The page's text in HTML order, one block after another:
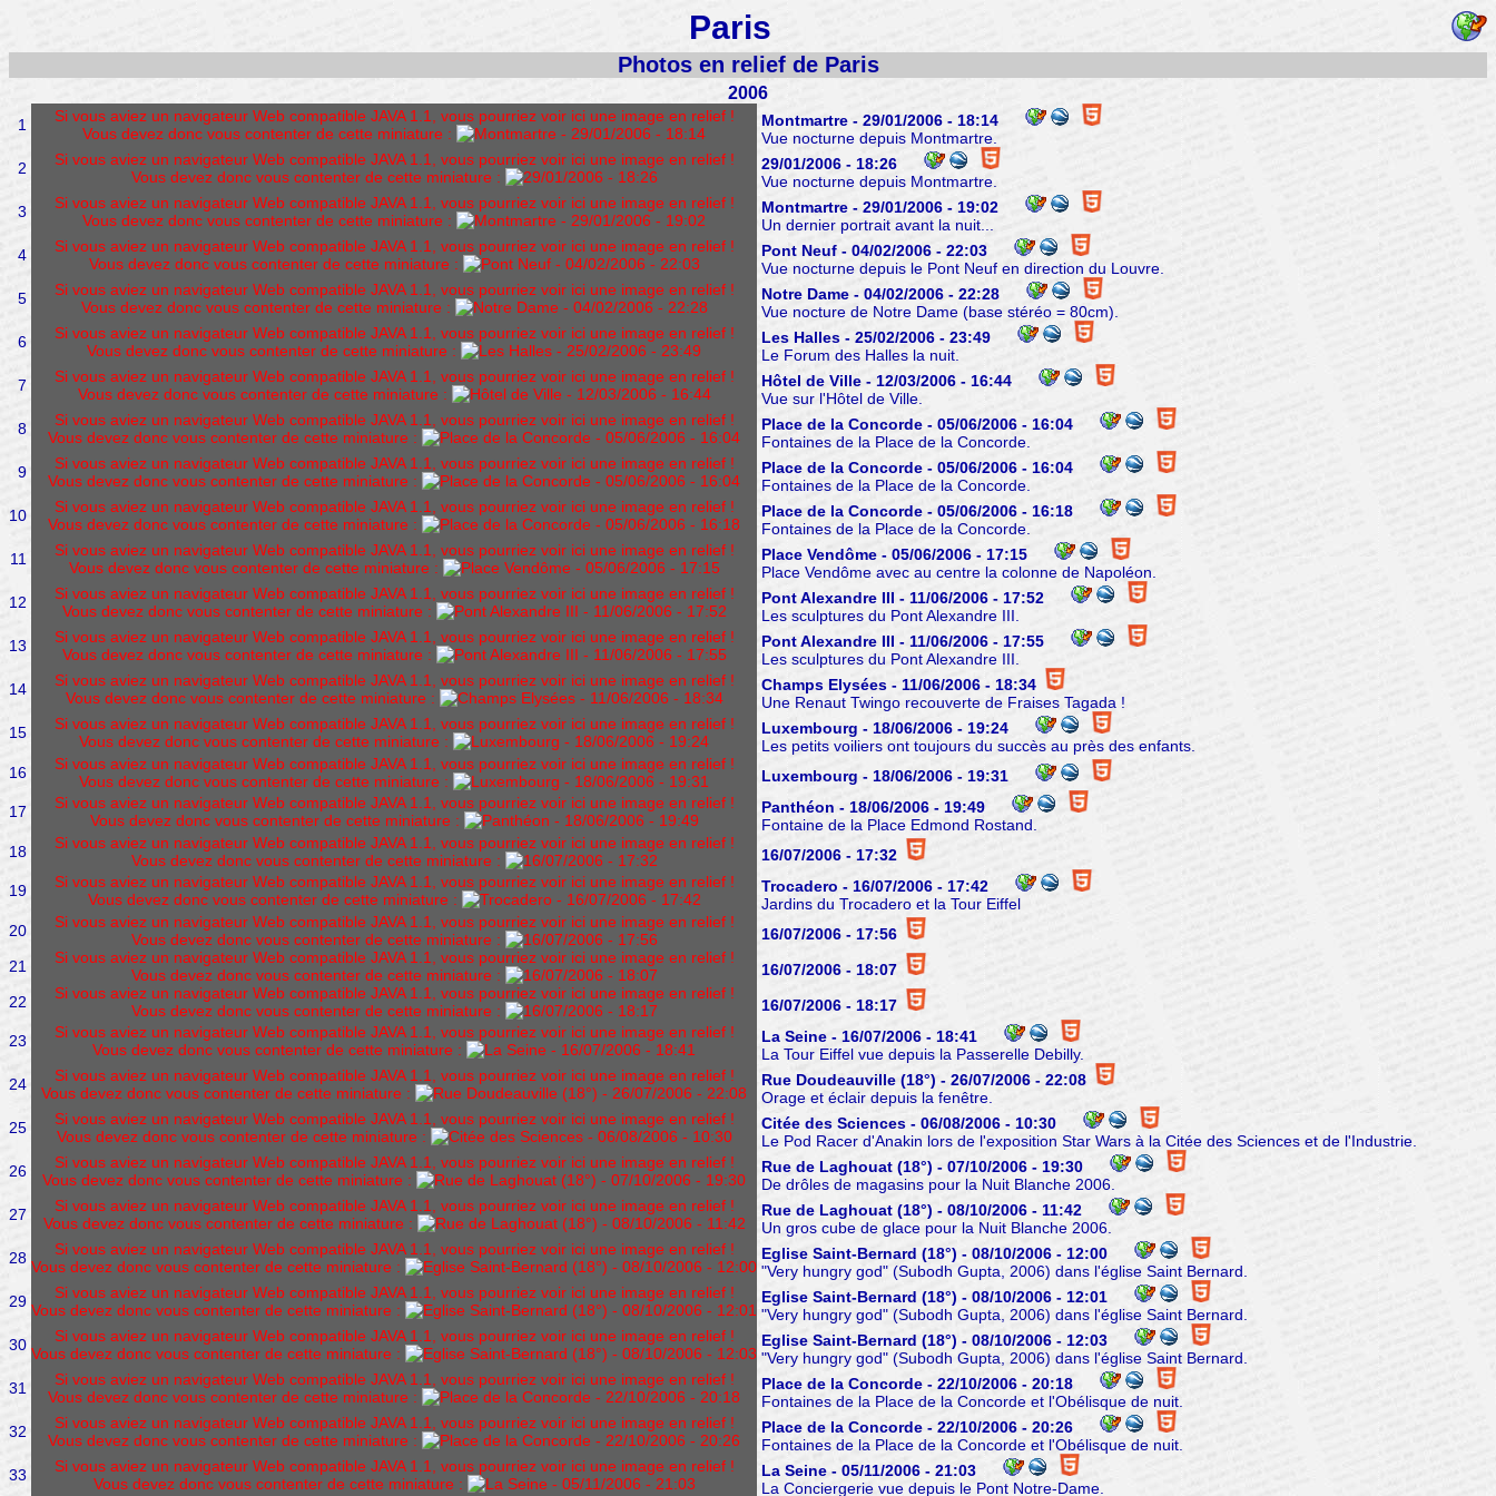
Paris
Photos en relief de Paris
2006
1
Si vous aviez un navigateur Web compatible JAVA 1.1, vous pourriez voir ici une image en relief !
Vous devez donc vous contenter de cette miniature :
Montmartre - 29/01/2006 - 18:14
Vue nocturne depuis Montmartre.
2
Si vous aviez un navigateur Web compatible JAVA 1.1, vous pourriez voir ici une image en relief !
Vous devez donc vous contenter de cette miniature :
29/01/2006 - 18:26
Vue nocturne depuis Montmartre.
3
Si vous aviez un navigateur Web compatible JAVA 1.1, vous pourriez voir ici une image en relief !
Vous devez donc vous contenter de cette miniature :
Montmartre - 29/01/2006 - 19:02
Un dernier portrait avant la nuit...
4
Si vous aviez un navigateur Web compatible JAVA 1.1, vous pourriez voir ici une image en relief !
Vous devez donc vous contenter de cette miniature :
Pont Neuf - 04/02/2006 - 22:03
Vue nocturne depuis le Pont Neuf en direction du Louvre.
5
Si vous aviez un navigateur Web compatible JAVA 1.1, vous pourriez voir ici une image en relief !
Vous devez donc vous contenter de cette miniature :
Notre Dame - 04/02/2006 - 22:28
Vue nocture de Notre Dame (base stéréo = 80cm).
6
Si vous aviez un navigateur Web compatible JAVA 1.1, vous pourriez voir ici une image en relief !
Vous devez donc vous contenter de cette miniature :
Les Halles - 25/02/2006 - 23:49
Le Forum des Halles la nuit.
7
Si vous aviez un navigateur Web compatible JAVA 1.1, vous pourriez voir ici une image en relief !
Vous devez donc vous contenter de cette miniature :
Hôtel de Ville - 12/03/2006 - 16:44
Vue sur l'Hôtel de Ville.
8
Si vous aviez un navigateur Web compatible JAVA 1.1, vous pourriez voir ici une image en relief !
Vous devez donc vous contenter de cette miniature :
Place de la Concorde - 05/06/2006 - 16:04
Fontaines de la Place de la Concorde.
9
Si vous aviez un navigateur Web compatible JAVA 1.1, vous pourriez voir ici une image en relief !
Vous devez donc vous contenter de cette miniature :
Place de la Concorde - 05/06/2006 - 16:04
Fontaines de la Place de la Concorde.
10
Si vous aviez un navigateur Web compatible JAVA 1.1, vous pourriez voir ici une image en relief !
Vous devez donc vous contenter de cette miniature :
Place de la Concorde - 05/06/2006 - 16:18
Fontaines de la Place de la Concorde.
11
Si vous aviez un navigateur Web compatible JAVA 1.1, vous pourriez voir ici une image en relief !
Vous devez donc vous contenter de cette miniature :
Place Vendôme - 05/06/2006 - 17:15
Place Vendôme avec au centre la colonne de Napoléon.
12
Si vous aviez un navigateur Web compatible JAVA 1.1, vous pourriez voir ici une image en relief !
Vous devez donc vous contenter de cette miniature :
Pont Alexandre III - 11/06/2006 - 17:52
Les sculptures du Pont Alexandre III.
13
Si vous aviez un navigateur Web compatible JAVA 1.1, vous pourriez voir ici une image en relief !
Vous devez donc vous contenter de cette miniature :
Pont Alexandre III - 11/06/2006 - 17:55
Les sculptures du Pont Alexandre III.
14
Si vous aviez un navigateur Web compatible JAVA 1.1, vous pourriez voir ici une image en relief !
Vous devez donc vous contenter de cette miniature :
Champs Elysées - 11/06/2006 - 18:34
Une Renaut Twingo recouverte de Fraises Tagada !
15
Si vous aviez un navigateur Web compatible JAVA 1.1, vous pourriez voir ici une image en relief !
Vous devez donc vous contenter de cette miniature :
Luxembourg - 18/06/2006 - 19:24
Les petits voiliers ont toujours du succès au près des enfants.
16
Si vous aviez un navigateur Web compatible JAVA 1.1, vous pourriez voir ici une image en relief !
Vous devez donc vous contenter de cette miniature :
Luxembourg - 18/06/2006 - 19:31
17
Si vous aviez un navigateur Web compatible JAVA 1.1, vous pourriez voir ici une image en relief !
Vous devez donc vous contenter de cette miniature :
Panthéon - 18/06/2006 - 19:49
Fontaine de la Place Edmond Rostand.
18
Si vous aviez un navigateur Web compatible JAVA 1.1, vous pourriez voir ici une image en relief !
Vous devez donc vous contenter de cette miniature :
16/07/2006 - 17:32
19
Si vous aviez un navigateur Web compatible JAVA 1.1, vous pourriez voir ici une image en relief !
Vous devez donc vous contenter de cette miniature :
Trocadero - 16/07/2006 - 17:42
Jardins du Trocadero et la Tour Eiffel
20
Si vous aviez un navigateur Web compatible JAVA 1.1, vous pourriez voir ici une image en relief !
Vous devez donc vous contenter de cette miniature :
16/07/2006 - 17:56
21
Si vous aviez un navigateur Web compatible JAVA 1.1, vous pourriez voir ici une image en relief !
Vous devez donc vous contenter de cette miniature :
16/07/2006 - 18:07
22
Si vous aviez un navigateur Web compatible JAVA 1.1, vous pourriez voir ici une image en relief !
Vous devez donc vous contenter de cette miniature :
16/07/2006 - 18:17
23
Si vous aviez un navigateur Web compatible JAVA 1.1, vous pourriez voir ici une image en relief !
Vous devez donc vous contenter de cette miniature :
La Seine - 16/07/2006 - 18:41
La Tour Eiffel vue depuis la Passerelle Debilly.
24
Si vous aviez un navigateur Web compatible JAVA 1.1, vous pourriez voir ici une image en relief !
Vous devez donc vous contenter de cette miniature :
Rue Doudeauville (18°) - 26/07/2006 - 22:08
Orage et éclair depuis la fenêtre.
25
Si vous aviez un navigateur Web compatible JAVA 1.1, vous pourriez voir ici une image en relief !
Vous devez donc vous contenter de cette miniature :
Citée des Sciences - 06/08/2006 - 10:30
Le Pod Racer d'Anakin lors de l'exposition Star Wars à la Citée des Sciences et de l'Industrie.
26
Si vous aviez un navigateur Web compatible JAVA 1.1, vous pourriez voir ici une image en relief !
Vous devez donc vous contenter de cette miniature :
Rue de Laghouat (18°) - 07/10/2006 - 19:30
De drôles de magasins pour la Nuit Blanche 2006.
27
Si vous aviez un navigateur Web compatible JAVA 1.1, vous pourriez voir ici une image en relief !
Vous devez donc vous contenter de cette miniature :
Rue de Laghouat (18°) - 08/10/2006 - 11:42
Un gros cube de glace pour la Nuit Blanche 2006.
28
Si vous aviez un navigateur Web compatible JAVA 1.1, vous pourriez voir ici une image en relief !
Vous devez donc vous contenter de cette miniature :
Eglise Saint-Bernard (18°) - 08/10/2006 - 12:00
"Very hungry god" (Subodh Gupta, 2006) dans l'église Saint Bernard.
29
Si vous aviez un navigateur Web compatible JAVA 1.1, vous pourriez voir ici une image en relief !
Vous devez donc vous contenter de cette miniature :
Eglise Saint-Bernard (18°) - 08/10/2006 - 12:01
"Very hungry god" (Subodh Gupta, 2006) dans l'église Saint Bernard.
30
Si vous aviez un navigateur Web compatible JAVA 1.1, vous pourriez voir ici une image en relief !
Vous devez donc vous contenter de cette miniature :
Eglise Saint-Bernard (18°) - 08/10/2006 - 12:03
"Very hungry god" (Subodh Gupta, 2006) dans l'église Saint Bernard.
31
Si vous aviez un navigateur Web compatible JAVA 1.1, vous pourriez voir ici une image en relief !
Vous devez donc vous contenter de cette miniature :
Place de la Concorde - 22/10/2006 - 20:18
Fontaines de la Place de la Concorde et l'Obélisque de nuit.
32
Si vous aviez un navigateur Web compatible JAVA 1.1, vous pourriez voir ici une image en relief !
Vous devez donc vous contenter de cette miniature :
Place de la Concorde - 22/10/2006 - 20:26
Fontaines de la Place de la Concorde et l'Obélisque de nuit.
33
Si vous aviez un navigateur Web compatible JAVA 1.1, vous pourriez voir ici une image en relief !
Vous devez donc vous contenter de cette miniature :
La Seine - 05/11/2006 - 21:03
La Conciergerie vue depuis le Pont Notre-Dame.